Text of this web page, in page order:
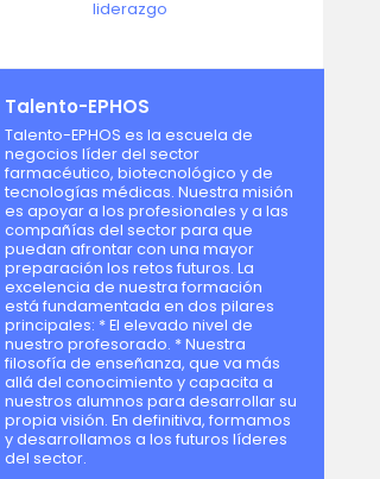
Talento-EPHOS
Talento-EPHOS es la escuela de
negocios líder del sector
farmacéutico, biotecnológico y de
tecnologías médicas. Nuestra misión
es apoyar a los profesionales y a las
compañías del sector para que
puedan afrontar con una mayor
preparación los retos futuros. La
excelencia de nuestra formación
está fundamentada en dos pilares
principales: * El elevado nivel de
nuestro profesorado. * Nuestra
filosofía de enseñanza, que va más
allá del conocimiento y capacita a
nuestros alumnos para desarrollar su
propia visión. En definitiva, formamos
y desarrollamos a los futuros líderes
del sector.